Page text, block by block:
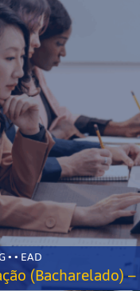
Divinópolis-MG • • EAD
(Bacharelado) –